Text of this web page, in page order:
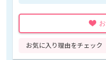
お気に入り理由をチェック